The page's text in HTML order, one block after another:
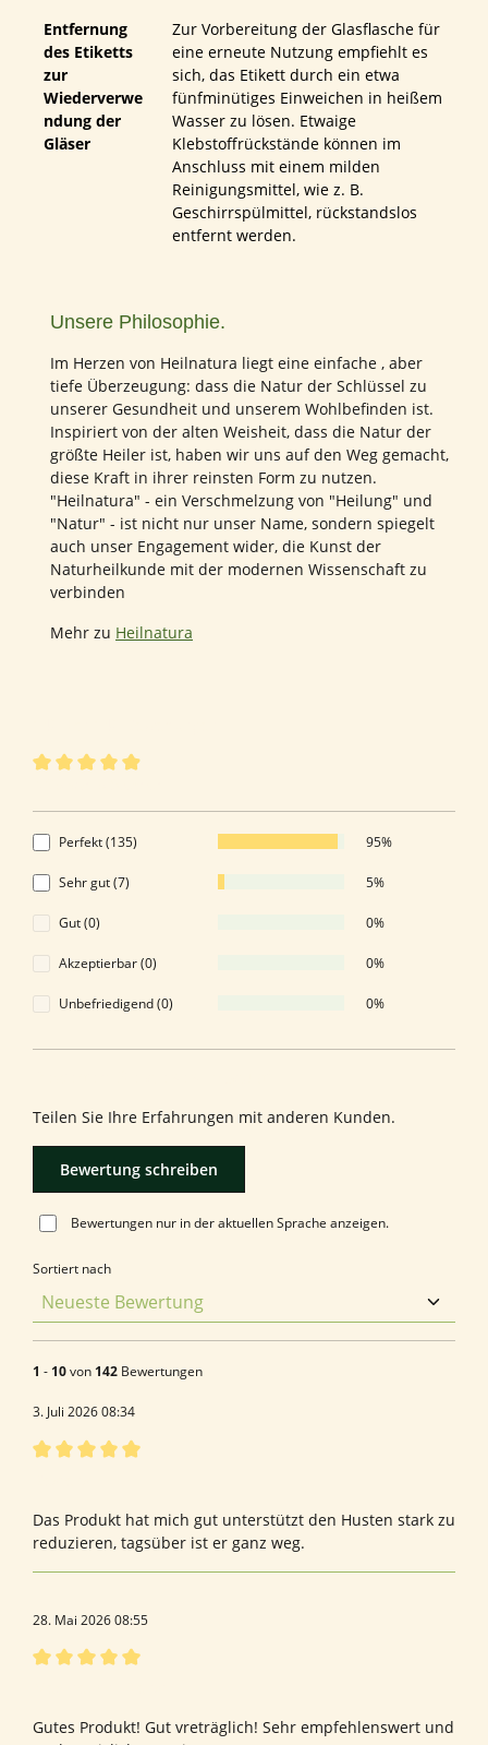
Entfernung
des Etiketts
zur
Wiederverwe
ndung der
Gläser
Zur Vorbereitung der Glasflasche für
eine erneute Nutzung empfiehlt es
sich, das Etikett durch ein etwa
fünfminütiges Einweichen in heißem
Wasser zu lösen. Etwaige
Klebstoffrückstände können im
Anschluss mit einem milden
Reinigungsmittel, wie z. B.
Geschirrspülmittel, rückstandslos
entfernt werden.
Unsere Philosophie.
Im Herzen von Heilnatura liegt eine einfache , aber
tiefe Überzeugung: dass die Natur der Schlüssel zu
unserer Gesundheit und unserem Wohlbefinden ist.
Inspiriert von der alten Weisheit, dass die Natur der
größte Heiler ist, haben wir uns auf den Weg gemacht,
diese Kraft in ihrer reinsten Form zu nutzen.
"Heilnatura" - ein Verschmelzung von "Heilung" und
"Natur" - ist nicht nur unser Name, sondern spiegelt
auch unser Engagement wider, die Kunst der
Naturheilkunde mit der modernen Wissenschaft zu
verbinden
Mehr zu Heilnatura
Perfekt (135) 95%
Sehr gut (7) 5%
Gut (0) 0%
Akzeptierbar (0) 0%
Unbefriedigend (0) 0%
Teilen Sie Ihre Erfahrungen mit anderen Kunden.
Bewertung schreiben
Bewertungen nur in der aktuellen Sprache anzeigen.
Sortiert nach
1 - 10von 142 Bewertungen
3. Juli 2026 08:34
Das Produkt hat mich gut unterstützt den Husten stark zu
reduzieren, tagsüber ist er ganz weg.
28. Mai 2026 08:55
Gutes Produkt! Gut vreträglich! Sehr empfehlenswert und